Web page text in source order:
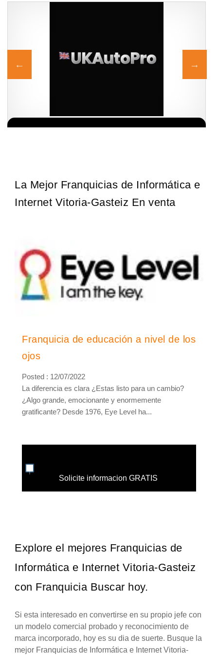
La Mejor Franquicias de Informática e
Internet Vitoria-Gasteiz En venta
Franquicia de educación a nivel de los
ojos
Posted : 12/07/2022
La diferencia es clara ¿Estas listo para un cambio?
¿Algo grande, emocionante y enormemente
gratificante? Desde 1976, Eye Level ha...
Solicite informacion GRATIS
Explore el mejores Franquicias de
Informática e Internet Vitoria-Gasteiz
con Franquicia Buscar hoy.
Si esta interesado en convertirse en su propio jefe con
un modelo comercial probado y reconocimiento de
marca incorporado, hoy es su dia de suerte. Busque la
mejor Franquicias de Informática e Internet Vitoria-